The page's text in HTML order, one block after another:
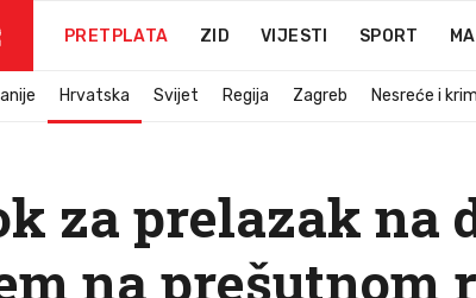
PRETPLATA ZID VIJESTI SPORT
Hrvatska Svijet Regija Zagreb Nesreće i
za prelazak na
na